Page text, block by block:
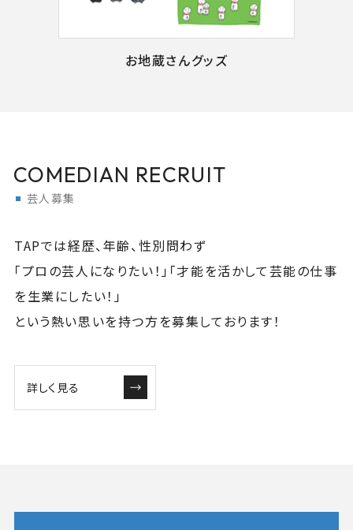
お地蔵さんグッズ
COMEDIAN RECRUIT
芸人募集
TAPでは経歴、年齢、性別問わず
「プロの芸人になりたい！」「才能を活かして芸能の仕事
を生業にしたい！」
という熱い思いを持つ方を募集しております！
詳しく見る